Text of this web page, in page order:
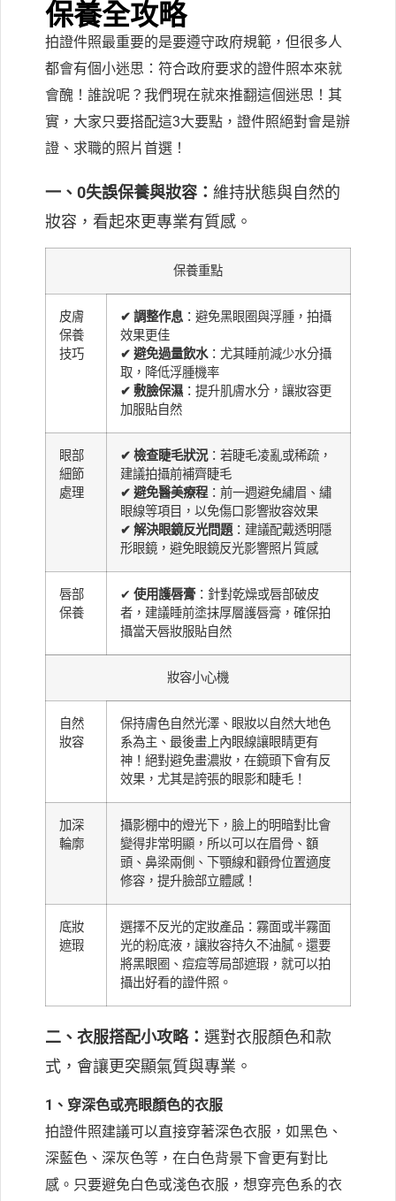
保養全攻略
拍證件照最重要的是要遵守政府規範，但很多人
都會有個小迷思：符合政府要求的證件照本來就
會醜！誰說呢？我們現在就來推翻這個迷思！ 其
實，大家只要搭配這3大要點，證件照絕對會是辦
證、求職的照片首選！
一、0失誤保養與妝容： 維持狀態與自然的
妝容，看起來更專業有質感。
保養重點
皮膚
保養
技巧
✔ 調整作息 ：避免黑眼圈與浮腫，拍攝
效果更佳
✔ 避免過量飲水：尤其睡前減少水分攝
取，降低浮腫機率
✔ 敷臉保濕 ：提升肌膚水分，讓妝容更
加服貼自然
眼部
細節
處理
✔ 檢查睫毛狀況：若睫毛凌亂或稀疏，
建議拍攝前補齊睫毛
✔ 避免醫美療程：前一週避免繡眉、繡
眼線等項目，以免傷口影響妝容效果
✔ 解決眼鏡反光問題：建議配戴透明隱
形眼鏡，避免眼鏡反光影響照片質感
唇部
保養
✔ 使用護唇膏 ：針對乾燥或唇部破皮
者，建議睡前塗抹厚層護唇膏，確保拍
攝當天唇妝服貼自然
妝容小心機
自然
妝容
保持膚色自然光澤、眼妝以自然大地色
系為主、最後畫上內眼線讓眼睛更有
神！絕對避免畫濃妝，在鏡頭下會有反
效果，尤其是誇張的眼影和睫毛！
加深
輪廓
攝影棚中的燈光下，臉上的明暗對比會
變得非常明顯，所以可以在眉骨、額
頭、鼻梁兩側、下顎線和顴骨位置適度
修容，提升臉部立體感！
底妝
遮瑕
選擇不反光的定妝產品：霧面或半霧面
光的粉底液，讓妝容持久不油膩。還要
將黑眼圈、痘痘等局部遮瑕，就可以拍
攝出好看的證件照。
二、衣服搭配小攻略： 選對衣服顏色和款
式，會讓更突顯氣質與專業。
1、穿深色或亮眼顏色的衣服
拍證件照建議可以直接穿著深色衣服，如黑色、
深藍色、深灰色等，在白色背景下會更有對比
感。只要避免白色或淺色衣服，想穿亮色系的衣